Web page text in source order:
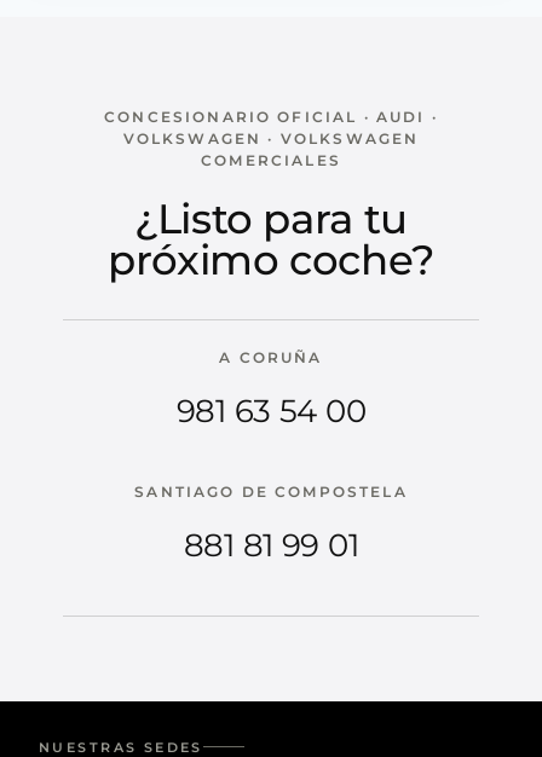
CONCESIONARIO OFICIAL · AUDI ·
VOLKSWAGEN · VOLKSWAGEN
COMERCIALES
¿Listo para tu
próximo coche?
A CORUÑA
981 63 54 00
SANTIAGO DE COMPOSTELA
881 81 99 01
NUESTRAS SEDES